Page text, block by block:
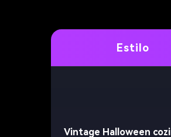
Estilo
Vintage Halloween